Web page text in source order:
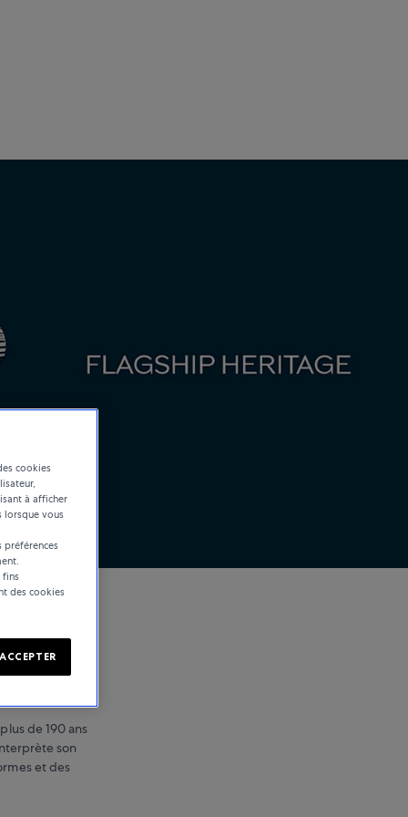
de 190 ans
son
et des
cookies
à afficher
lorsque vous
préférences
fins
des cookies